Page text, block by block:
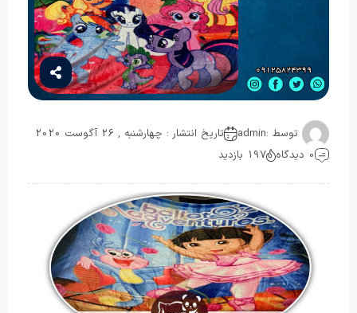
توسط :admin
تاریخ انتشار : چهارشنبه , 26 آگوست 2020
0 دیدگاه
197 بازدید